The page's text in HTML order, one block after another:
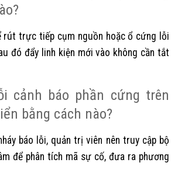
rút trực tiếp cụm nguồn hoặc ổ cứng lỗi
đó đẩy linh kiện mới vào không cần tắt
cảnh báo phần cứng trên
bằng cách nào?
báo lỗi, quản trị viên nên truy cập bộ
để phân tích mã sự cố, đưa ra phương